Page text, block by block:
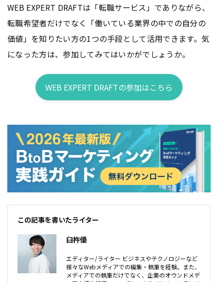
WEB EXPERT DRAFTは「転職サービス」でありながら、
転職希望者だけでなく「働いている業界の中での自分の
価値」を知りたい方の1つの手段として活用できます。気
になった方は、参加してみてはいかがでしょうか。
WEB EXPERT DRAFTの参加はこちら
この記事を書いたライター
臼杵優
エディター/ライター ビジネスやテクノロジーなど
様々なWebメディアでの編集・執筆を経験。また、
メディアでの執筆だけでなく、企業のオウンドメデ